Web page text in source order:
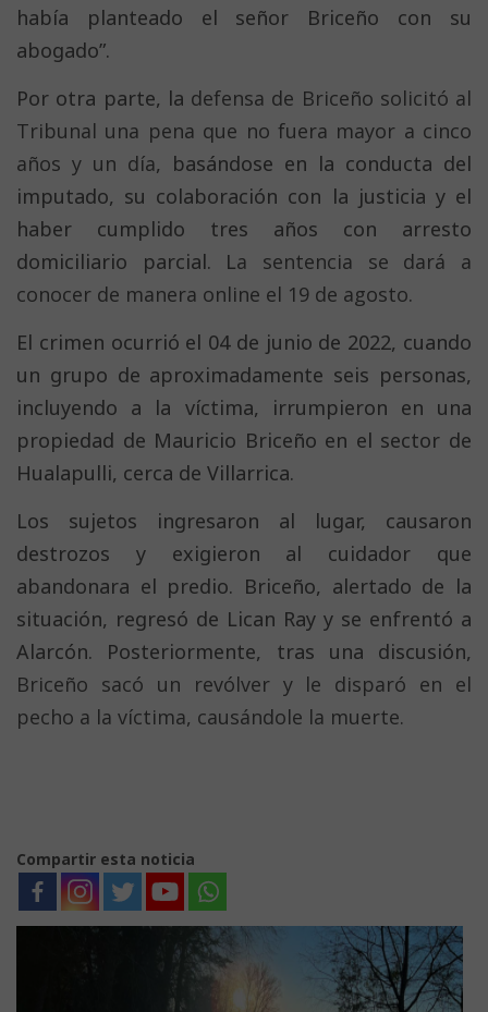
había planteado el señor Briceño con su
abogado”.
Por otra parte, la defensa de Briceño solicitó al
Tribunal una pena que no fuera mayor a cinco
años y un día, basándose en la conducta del
imputado, su colaboración con la justicia y el
haber cumplido tres años con arresto
domiciliario parcial. La sentencia se dará a
conocer de manera online el 19 de agosto.
El crimen ocurrió el 04 de junio de 2022, cuando
un grupo de aproximadamente seis personas,
incluyendo a la víctima, irrumpieron en una
propiedad de Mauricio Briceño en el sector de
Hualapulli, cerca de Villarrica.
Los sujetos ingresaron al lugar, causaron
destrozos y exigieron al cuidador que
abandonara el predio. Briceño, alertado de la
situación, regresó de Lican Ray y se enfrentó a
Alarcón. Posteriormente, tras una discusión,
Briceño sacó un revólver y le disparó en el
pecho a la víctima, causándole la muerte.
Compartir esta noticia